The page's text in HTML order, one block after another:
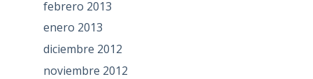
febrero 2013
enero 2013
diciembre 2012
noviembre 2012